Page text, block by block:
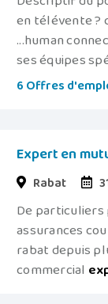
en télévente ?
...human
ses équipes
6 Offres
Expert en
Rabat
De particuliers
assurances
rabat depuis
commercial